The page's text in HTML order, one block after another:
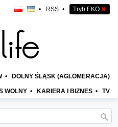
• RSS • Tryb EKO ✖
• DOLNY ŚLĄSK (AGLOMERACJA)
WOLNY • KARIERA I BIZNES • TV